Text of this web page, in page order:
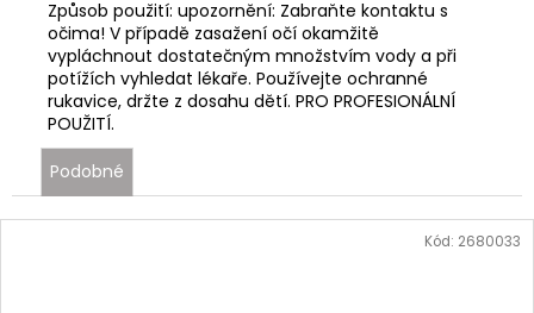
Způsob použití: upozornění: Zabraňte kontaktu s
očima! V případě zasažení očí okamžitě
vypláchnout dostatečným množstvím vody a při
potížích vyhledat lékaře. Používejte ochranné
rukavice, držte z dosahu dětí. PRO PROFESIONÁLNÍ
POUŽITÍ.
Podobné
Kód: 2680033